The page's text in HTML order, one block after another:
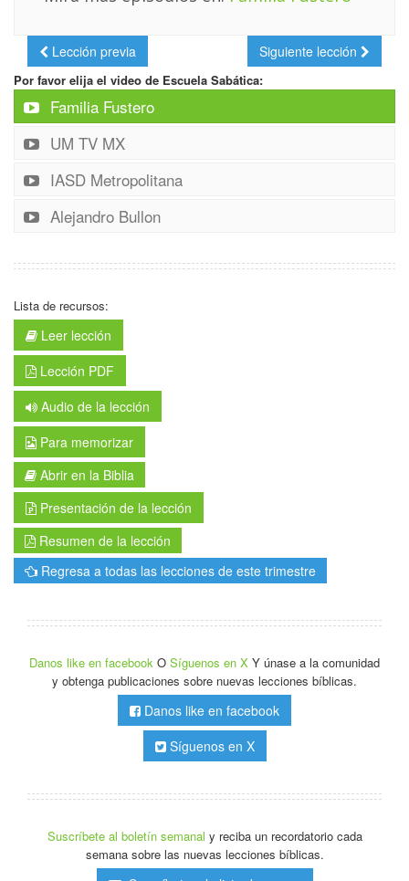
Lección previa Siguiente lección
Por favor elija el video de Escuela Sabática:
Familia Fustero
UM TV MX
IASD Metropolitana
Alejandro Bullon
Lista de recursos:
Leer lección
Lección PDF
Audio de la lección
Para memorizar
Abrir en la Biblia
Presentación de la lección
Resumen de la lección
Regresa a todas las lecciones de este trimestre
Danos like en facebook O Síguenos en X Y únase a la comunidad
y obtenga publicaciones sobre nuevas lecciones bíblicas.
Danos like en facebook
Síguenos en X
Suscríbete al boletín semanal y reciba un recordatorio cada
semana sobre las nuevas lecciones bíblicas.